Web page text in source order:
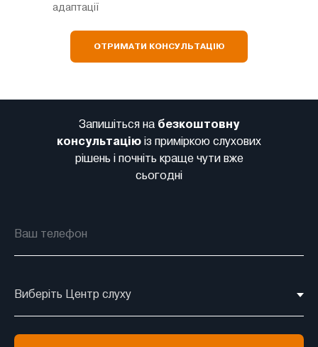
ОТРИМАТИ КОНСУЛЬТАЦІЮ
адаптації
Запишіться на безкоштовну
консультацію із приміркою слухових
рішень і почніть краще чути вже
сьогодні